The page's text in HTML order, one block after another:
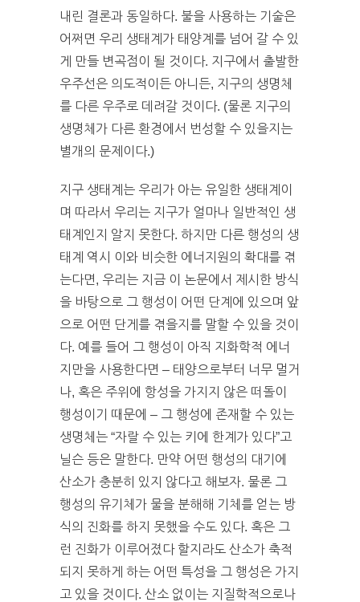
내린 결론과 동일하다. 불을 사용하는 기술은
어쩌면 우리 생태계가 태양계를 넘어 갈 수 있
게 만들 변곡점이 될 것이다. 지구에서 출발한
우주선은 의도적이든 아니든, 지구의 생명체
를 다른 우주로 데려갈 것이다. (물론 지구의
생명체가 다른 환경에서 번성할 수 있을지는
별개의 문제이다.)
지구 생태계는 우리가 아는 유일한 생태계이
며 따라서 우리는 지구가 얼마나 일반적인 생
태계인지 알지 못한다. 하지만 다른 행성의 생
태계 역시 이와 비슷한 에너지원의 확대를 겪
는다면, 우리는 지금 이 논문에서 제시한 방식
을 바탕으로 그 행성이 어떤 단계에 있으며 앞
으로 어떤 단게를 겪을지를 말할 수 있을 것이
다. 예를 들어 그 행성이 아직 지화학적 에너
지만을 사용한다면 – 태양으로부터 너무 멀거
나, 혹은 주위에 항성을 가지지 않은 떠돌이
행성이기 때문에 – 그 행성에 존재할 수 있는
생명체는 “자랄 수 있는 키에 한계가 있다”고
닐슨 등은 말한다. 만약 어떤 행성의 대기에
산소가 충분히 있지 않다고 해보자. 물론 그
행성의 유기체가 물을 분해해 기체를 얻는 방
식의 진화를 하지 못했을 수도 있다. 혹은 그
런 진화가 이루어졌다 할지라도 산소가 축적
되지 못하게 하는 어떤 특성을 그 행성은 가지
고 있을 것이다. 산소 없이는 지질학적으로나